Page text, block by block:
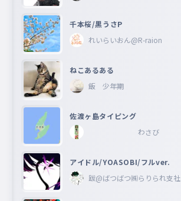
千本桜/黒うさP
れいらいおん@R-raion
ねこあるある
飯 少年期
佐渡ヶ島タイピング
わさび
アイドル/YOASOBI/フルver.
跋@ばつばつ㈱らりられ支社